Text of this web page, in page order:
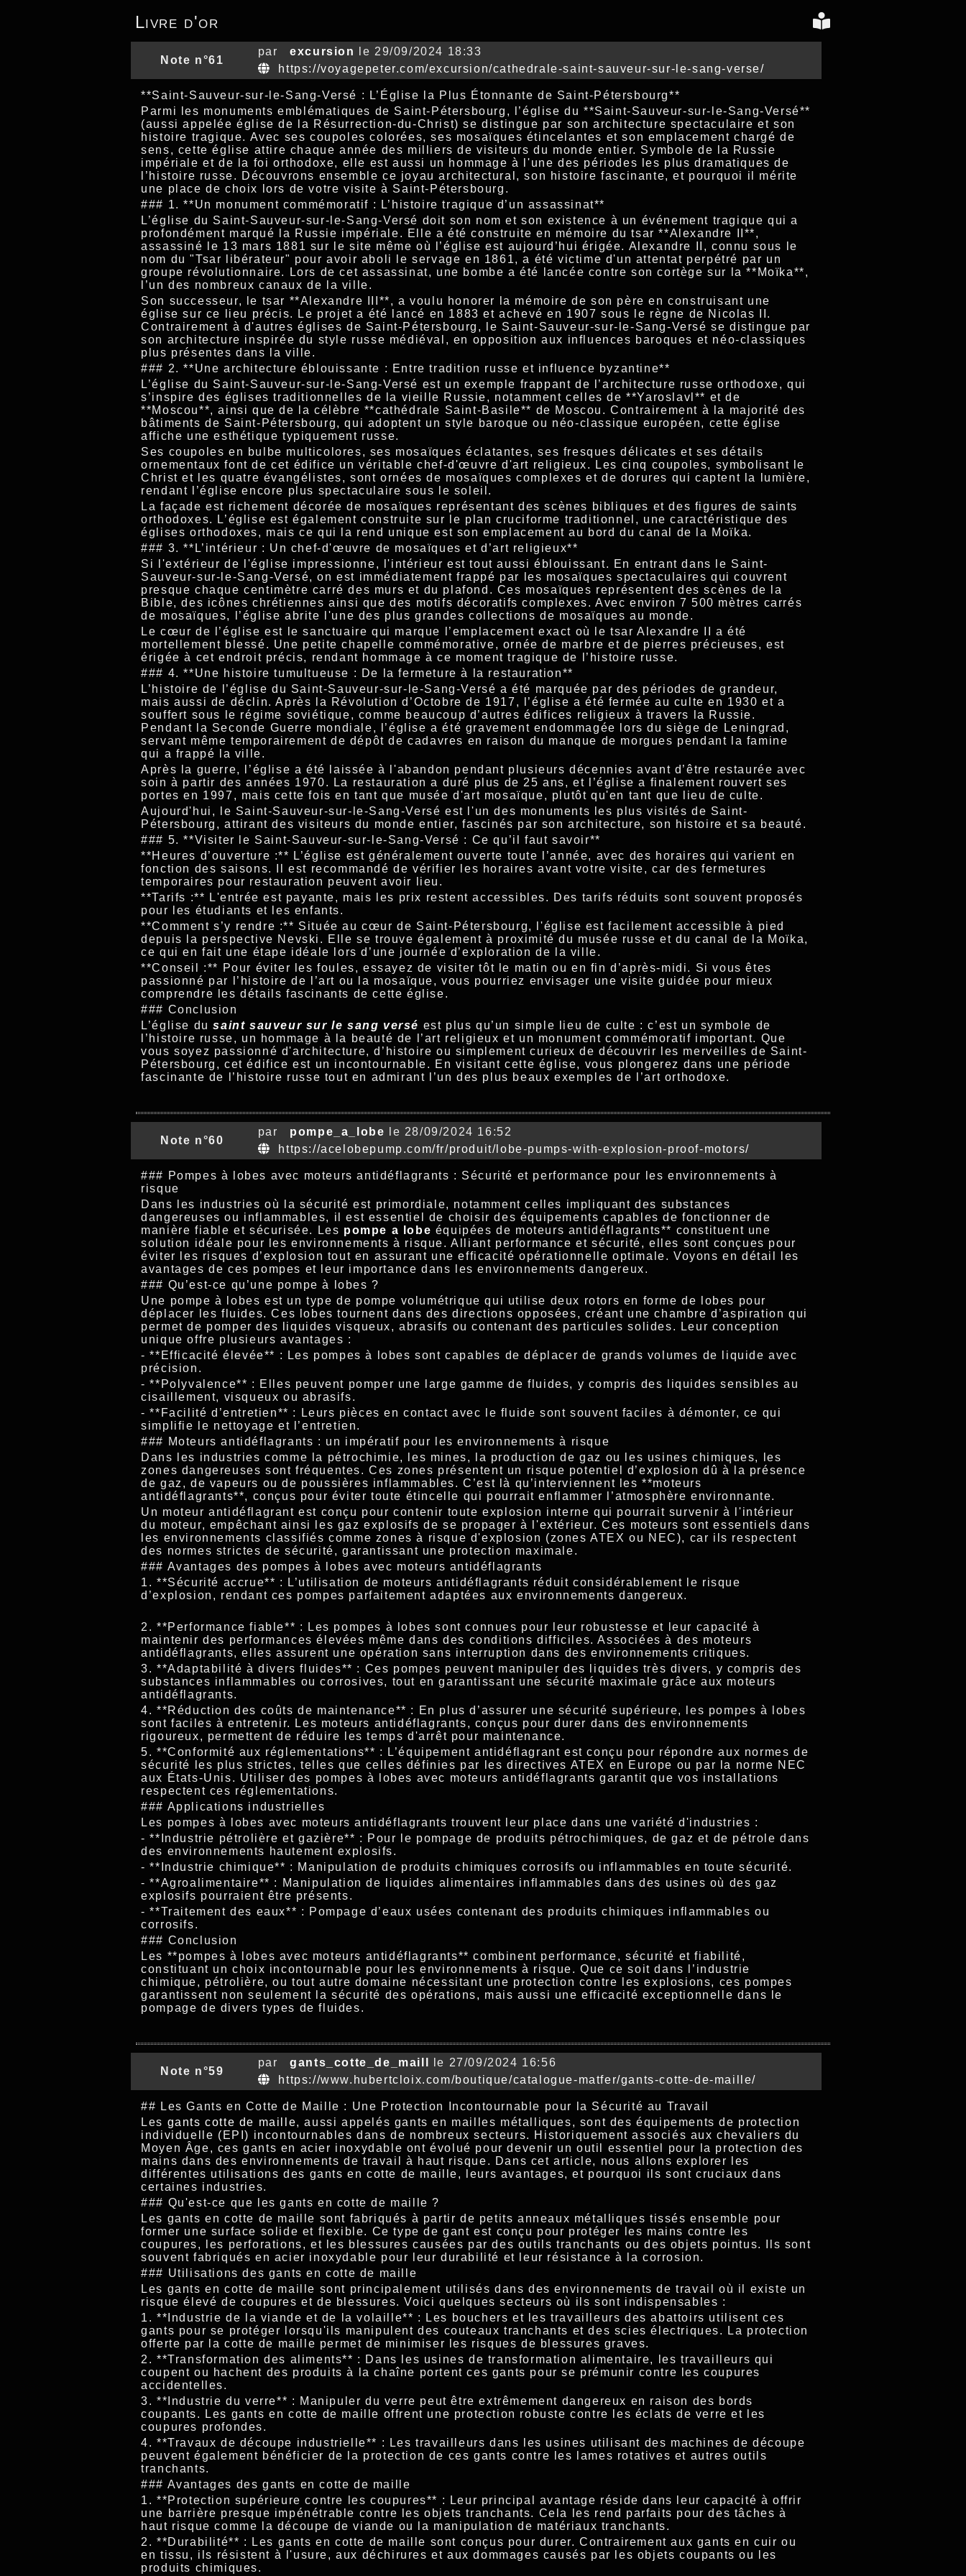
Livre d'or
Note n°61
par excursion
le 29/09/2024 18:33
https://voyagepeter.com/excursion/cathedrale-saint-sauveur-sur-le-sang-verse/
**Saint-Sauveur-sur-le-Sang-Versé : L’Église la Plus Étonnante de Saint-Pétersbourg**
Parmi les monuments emblématiques de Saint-Pétersbourg, l’église du **Saint-Sauveur-sur-le-Sang-Versé**
(aussi appelée église de la Résurrection-du-Christ) se distingue par son architecture spectaculaire et son
histoire tragique. Avec ses coupoles colorées, ses mosaïques étincelantes et son emplacement chargé de
sens, cette église attire chaque année des milliers de visiteurs du monde entier. Symbole de la Russie
impériale et de la foi orthodoxe, elle est aussi un hommage à l'une des périodes les plus dramatiques de
l’histoire russe. Découvrons ensemble ce joyau architectural, son histoire fascinante, et pourquoi il mérite
une place de choix lors de votre visite à Saint-Pétersbourg.
### 1. **Un monument commémoratif : L’histoire tragique d’un assassinat**
L’église du Saint-Sauveur-sur-le-Sang-Versé doit son nom et son existence à un événement tragique qui a
profondément marqué la Russie impériale. Elle a été construite en mémoire du tsar **Alexandre II**,
assassiné le 13 mars 1881 sur le site même où l’église est aujourd’hui érigée. Alexandre II, connu sous le
nom du "Tsar libérateur" pour avoir aboli le servage en 1861, a été victime d'un attentat perpétré par un
groupe révolutionnaire. Lors de cet assassinat, une bombe a été lancée contre son cortège sur la **Moïka**,
l’un des nombreux canaux de la ville.
Son successeur, le tsar **Alexandre III**, a voulu honorer la mémoire de son père en construisant une
église sur ce lieu précis. Le projet a été lancé en 1883 et achevé en 1907 sous le règne de Nicolas II.
Contrairement à d'autres églises de Saint-Pétersbourg, le Saint-Sauveur-sur-le-Sang-Versé se distingue par
son architecture inspirée du style russe médiéval, en opposition aux influences baroques et néo-classiques
plus présentes dans la ville.
### 2. **Une architecture éblouissante : Entre tradition russe et influence byzantine**
L’église du Saint-Sauveur-sur-le-Sang-Versé est un exemple frappant de l’architecture russe orthodoxe, qui
s’inspire des églises traditionnelles de la vieille Russie, notamment celles de **Yaroslavl** et de
**Moscou**, ainsi que de la célèbre **cathédrale Saint-Basile** de Moscou. Contrairement à la majorité des
bâtiments de Saint-Pétersbourg, qui adoptent un style baroque ou néo-classique européen, cette église
affiche une esthétique typiquement russe.
Ses coupoles en bulbe multicolores, ses mosaïques éclatantes, ses fresques délicates et ses détails
ornementaux font de cet édifice un véritable chef-d'œuvre d'art religieux. Les cinq coupoles, symbolisant le
Christ et les quatre évangélistes, sont ornées de mosaïques complexes et de dorures qui captent la lumière,
rendant l’église encore plus spectaculaire sous le soleil.
La façade est richement décorée de mosaïques représentant des scènes bibliques et des figures de saints
orthodoxes. L’église est également construite sur le plan cruciforme traditionnel, une caractéristique des
églises orthodoxes, mais ce qui la rend unique est son emplacement au bord du canal de la Moïka.
### 3. **L’intérieur : Un chef-d'œuvre de mosaïques et d’art religieux**
Si l'extérieur de l'église impressionne, l'intérieur est tout aussi éblouissant. En entrant dans le Saint-
Sauveur-sur-le-Sang-Versé, on est immédiatement frappé par les mosaïques spectaculaires qui couvrent
presque chaque centimètre carré des murs et du plafond. Ces mosaïques représentent des scènes de la
Bible, des icônes chrétiennes ainsi que des motifs décoratifs complexes. Avec environ 7 500 mètres carrés
de mosaïques, l’église abrite l'une des plus grandes collections de mosaïques au monde.
Le cœur de l’église est le sanctuaire qui marque l’emplacement exact où le tsar Alexandre II a été
mortellement blessé. Une petite chapelle commémorative, ornée de marbre et de pierres précieuses, est
érigée à cet endroit précis, rendant hommage à ce moment tragique de l’histoire russe.
### 4. **Une histoire tumultueuse : De la fermeture à la restauration**
L’histoire de l’église du Saint-Sauveur-sur-le-Sang-Versé a été marquée par des périodes de grandeur,
mais aussi de déclin. Après la Révolution d’Octobre de 1917, l’église a été fermée au culte en 1930 et a
souffert sous le régime soviétique, comme beaucoup d’autres édifices religieux à travers la Russie.
Pendant la Seconde Guerre mondiale, l’église a été gravement endommagée lors du siège de Leningrad,
servant même temporairement de dépôt de cadavres en raison du manque de morgues pendant la famine
qui a frappé la ville.
Après la guerre, l’église a été laissée à l'abandon pendant plusieurs décennies avant d’être restaurée avec
soin à partir des années 1970. La restauration a duré plus de 25 ans, et l’église a finalement rouvert ses
portes en 1997, mais cette fois en tant que musée d'art mosaïque, plutôt qu'en tant que lieu de culte.
Aujourd'hui, le Saint-Sauveur-sur-le-Sang-Versé est l'un des monuments les plus visités de Saint-
Pétersbourg, attirant des visiteurs du monde entier, fascinés par son architecture, son histoire et sa beauté.
### 5. **Visiter le Saint-Sauveur-sur-le-Sang-Versé : Ce qu’il faut savoir**
**Heures d’ouverture :** L’église est généralement ouverte toute l’année, avec des horaires qui varient en
fonction des saisons. Il est recommandé de vérifier les horaires avant votre visite, car des fermetures
temporaires pour restauration peuvent avoir lieu.
**Tarifs :** L'entrée est payante, mais les prix restent accessibles. Des tarifs réduits sont souvent proposés
pour les étudiants et les enfants.
**Comment s’y rendre :** Située au cœur de Saint-Pétersbourg, l'église est facilement accessible à pied
depuis la perspective Nevski. Elle se trouve également à proximité du musée russe et du canal de la Moïka,
ce qui en fait une étape idéale lors d’une journée d’exploration de la ville.
**Conseil :** Pour éviter les foules, essayez de visiter tôt le matin ou en fin d’après-midi. Si vous êtes
passionné par l’histoire de l’art ou la mosaïque, vous pourriez envisager une visite guidée pour mieux
comprendre les détails fascinants de cette église.
### Conclusion
L’église dusaint sauveur sur le sang versé est plus qu’un simple lieu de culte : c’est un symbole de
l’histoire russe, un hommage à la beauté de l’art religieux et un monument commémoratif important. Que
vous soyez passionné d'architecture, d’histoire ou simplement curieux de découvrir les merveilles de Saint-
Pétersbourg, cet édifice est un incontournable. En visitant cette église, vous plongerez dans une période
fascinante de l’histoire russe tout en admirant l’un des plus beaux exemples de l’art orthodoxe.
Note n°60
par pompe_a_lobe
le 28/09/2024 16:52
https://acelobepump.com/fr/produit/lobe-pumps-with-explosion-proof-motors/
### Pompes à lobes avec moteurs antidéflagrants : Sécurité et performance pour les environnements à
risque
Dans les industries où la sécurité est primordiale, notamment celles impliquant des substances
dangereuses ou inflammables, il est essentiel de choisir des équipements capables de fonctionner de
manière fiable et sécurisée. Les pompe a lobe équipées de moteurs antidéflagrants** constituent une
solution idéale pour les environnements à risque. Alliant performance et sécurité, elles sont conçues pour
éviter les risques d’explosion tout en assurant une efficacité opérationnelle optimale. Voyons en détail les
avantages de ces pompes et leur importance dans les environnements dangereux.
### Qu’est-ce qu’une pompe à lobes ?
Une pompe à lobes est un type de pompe volumétrique qui utilise deux rotors en forme de lobes pour
déplacer les fluides. Ces lobes tournent dans des directions opposées, créant une chambre d’aspiration qui
permet de pomper des liquides visqueux, abrasifs ou contenant des particules solides. Leur conception
unique offre plusieurs avantages :
- **Efficacité élevée** : Les pompes à lobes sont capables de déplacer de grands volumes de liquide avec
précision.
- **Polyvalence** : Elles peuvent pomper une large gamme de fluides, y compris des liquides sensibles au
cisaillement, visqueux ou abrasifs.
- **Facilité d’entretien** : Leurs pièces en contact avec le fluide sont souvent faciles à démonter, ce qui
simplifie le nettoyage et l’entretien.
### Moteurs antidéflagrants : un impératif pour les environnements à risque
Dans les industries comme la pétrochimie, les mines, la production de gaz ou les usines chimiques, les
zones dangereuses sont fréquentes. Ces zones présentent un risque potentiel d’explosion dû à la présence
de gaz, de vapeurs ou de poussières inflammables. C’est là qu’interviennent les **moteurs
antidéflagrants**, conçus pour éviter toute étincelle qui pourrait enflammer l’atmosphère environnante.
Un moteur antidéflagrant est conçu pour contenir toute explosion interne qui pourrait survenir à l'intérieur
du moteur, empêchant ainsi les gaz explosifs de se propager à l'extérieur. Ces moteurs sont essentiels dans
les environnements classifiés comme zones à risque d'explosion (zones ATEX ou NEC), car ils respectent
des normes strictes de sécurité, garantissant une protection maximale.
### Avantages des pompes à lobes avec moteurs antidéflagrants
1. **Sécurité accrue** : L’utilisation de moteurs antidéflagrants réduit considérablement le risque
d’explosion, rendant ces pompes parfaitement adaptées aux environnements dangereux.
2. **Performance fiable** : Les pompes à lobes sont connues pour leur robustesse et leur capacité à
maintenir des performances élevées même dans des conditions difficiles. Associées à des moteurs
antidéflagrants, elles assurent une opération sans interruption dans des environnements critiques.
3. **Adaptabilité à divers fluides** : Ces pompes peuvent manipuler des liquides très divers, y compris des
substances inflammables ou corrosives, tout en garantissant une sécurité maximale grâce aux moteurs
antidéflagrants.
4. **Réduction des coûts de maintenance** : En plus d’assurer une sécurité supérieure, les pompes à lobes
sont faciles à entretenir. Les moteurs antidéflagrants, conçus pour durer dans des environnements
rigoureux, permettent de réduire les temps d'arrêt pour maintenance.
5. **Conformité aux réglementations** : L’équipement antidéflagrant est conçu pour répondre aux normes de
sécurité les plus strictes, telles que celles définies par les directives ATEX en Europe ou par la norme NEC
aux États-Unis. Utiliser des pompes à lobes avec moteurs antidéflagrants garantit que vos installations
respectent ces réglementations.
### Applications industrielles
Les pompes à lobes avec moteurs antidéflagrants trouvent leur place dans une variété d'industries :
- **Industrie pétrolière et gazière** : Pour le pompage de produits pétrochimiques, de gaz et de pétrole dans
des environnements hautement explosifs.
- **Industrie chimique** : Manipulation de produits chimiques corrosifs ou inflammables en toute sécurité.
- **Agroalimentaire** : Manipulation de liquides alimentaires inflammables dans des usines où des gaz
explosifs pourraient être présents.
- **Traitement des eaux** : Pompage d’eaux usées contenant des produits chimiques inflammables ou
corrosifs.
### Conclusion
Les **pompes à lobes avec moteurs antidéflagrants** combinent performance, sécurité et fiabilité,
constituant un choix incontournable pour les environnements à risque. Que ce soit dans l’industrie
chimique, pétrolière, ou tout autre domaine nécessitant une protection contre les explosions, ces pompes
garantissent non seulement la sécurité des opérations, mais aussi une efficacité exceptionnelle dans le
pompage de divers types de fluides.
Note n°59
par gants_cotte_de_maill
le 27/09/2024 16:56
https://www.hubertcloix.com/boutique/catalogue-matfer/gants-cotte-de-maille/
## Les Gants en Cotte de Maille : Une Protection Incontournable pour la Sécurité au Travail
Les gants cotte de maille, aussi appelés gants en mailles métalliques, sont des équipements de protection
individuelle (EPI) incontournables dans de nombreux secteurs. Historiquement associés aux chevaliers du
Moyen Âge, ces gants en acier inoxydable ont évolué pour devenir un outil essentiel pour la protection des
mains dans des environnements de travail à haut risque. Dans cet article, nous allons explorer les
différentes utilisations des gants en cotte de maille, leurs avantages, et pourquoi ils sont cruciaux dans
certaines industries.
### Qu'est-ce que les gants en cotte de maille ?
Les gants en cotte de maille sont fabriqués à partir de petits anneaux métalliques tissés ensemble pour
former une surface solide et flexible. Ce type de gant est conçu pour protéger les mains contre les
coupures, les perforations, et les blessures causées par des outils tranchants ou des objets pointus. Ils sont
souvent fabriqués en acier inoxydable pour leur durabilité et leur résistance à la corrosion.
### Utilisations des gants en cotte de maille
Les gants en cotte de maille sont principalement utilisés dans des environnements de travail où il existe un
risque élevé de coupures et de blessures. Voici quelques secteurs où ils sont indispensables :
1. **Industrie de la viande et de la volaille** : Les bouchers et les travailleurs des abattoirs utilisent ces
gants pour se protéger lorsqu'ils manipulent des couteaux tranchants et des scies électriques. La protection
offerte par la cotte de maille permet de minimiser les risques de blessures graves.
2. **Transformation des aliments** : Dans les usines de transformation alimentaire, les travailleurs qui
coupent ou hachent des produits à la chaîne portent ces gants pour se prémunir contre les coupures
accidentelles.
3. **Industrie du verre** : Manipuler du verre peut être extrêmement dangereux en raison des bords
coupants. Les gants en cotte de maille offrent une protection robuste contre les éclats de verre et les
coupures profondes.
4. **Travaux de découpe industrielle** : Les travailleurs dans les usines utilisant des machines de découpe
peuvent également bénéficier de la protection de ces gants contre les lames rotatives et autres outils
tranchants.
### Avantages des gants en cotte de maille
1. **Protection supérieure contre les coupures** : Leur principal avantage réside dans leur capacité à offrir
une barrière presque impénétrable contre les objets tranchants. Cela les rend parfaits pour des tâches à
haut risque comme la découpe de viande ou la manipulation de matériaux tranchants.
2. **Durabilité** : Les gants en cotte de maille sont conçus pour durer. Contrairement aux gants en cuir ou
en tissu, ils résistent à l'usure, aux déchirures et aux dommages causés par les objets coupants ou les
produits chimiques.